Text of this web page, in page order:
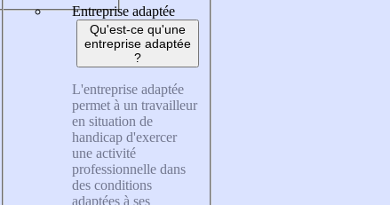
Entreprise adaptée
Qu'est-ce qu'une
entreprise adaptée
?
L'entreprise adaptée
permet à un travailleur
en situation de
handicap d'exercer
une activité
professionnelle dans
des conditions
adaptées à ses